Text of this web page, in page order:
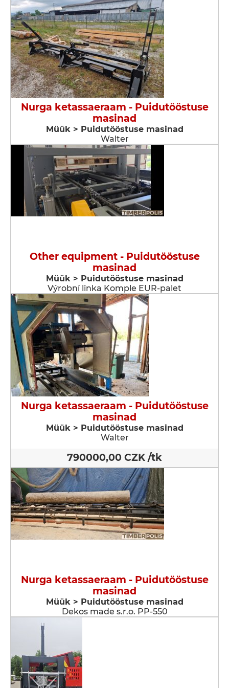
Nurga ketassaeraam - Puidutööstuse
masinad
Müük > Puidutööstuse masinad
Walter
Other equipment - Puidutööstuse
masinad
Müük > Puidutööstuse masinad
Výrobní linka Komple EUR-palet
Nurga ketassaeraam - Puidutööstuse
masinad
Müük > Puidutööstuse masinad
Walter
790000,00 CZK /tk
Nurga ketassaeraam - Puidutööstuse
masinad
Müük > Puidutööstuse masinad
Dekos made s.r.o. PP-550